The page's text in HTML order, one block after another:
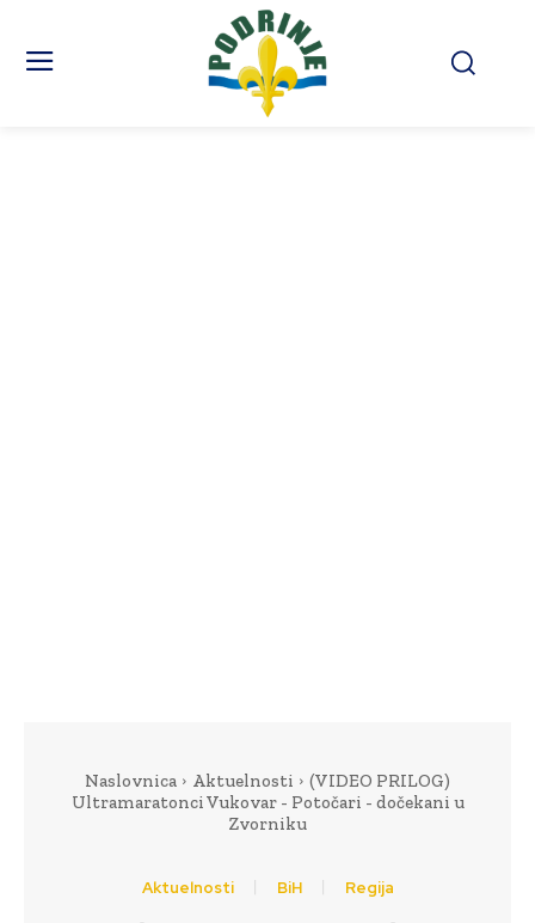
Naslovnica Aktuelnosti
(VIDEO PRILOG)
Ultramaratonci Vukovar - Potočari - dočekani u
Zvorniku
Aktuelnosti BiH Regija